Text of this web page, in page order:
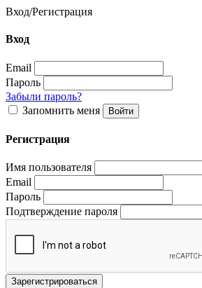
Вход/Регистрация
Вход
Email
Пароль
Забыли пароль?
Запомнить меня
Регистрация
Имя пользователя
Email
Пароль
Подтверждение пароля